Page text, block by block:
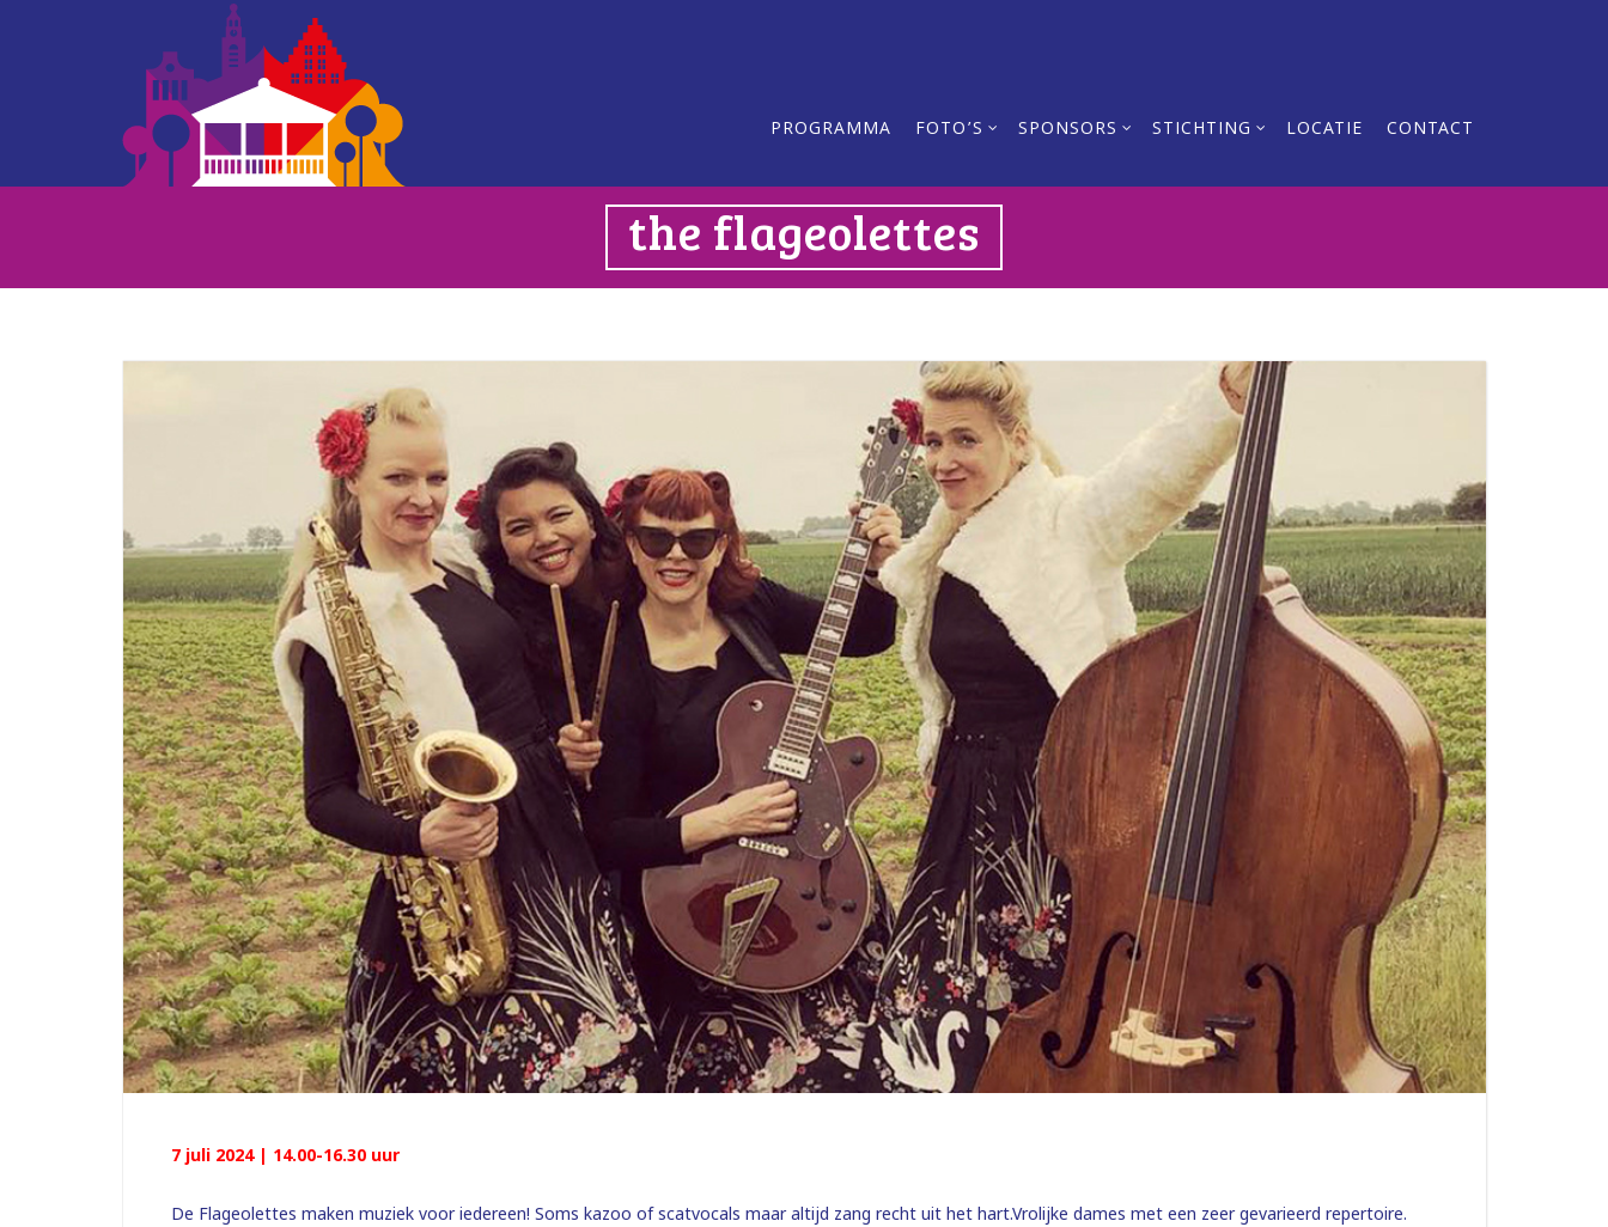
PROGRAMMA FOTO’S SPONSORS STICHTING LOCATIE CONTACT
the flageolettes
7 juli 2024 | 14.00-16.30 uur
De Flageolettes maken muziek voor iedereen! Soms kazoo of scatvocals maar altijd zang recht uit het hart.Vrolijke dames met een zeer gevarieerd repertoire.